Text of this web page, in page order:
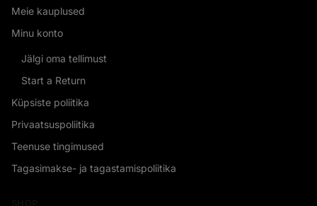
Meie kauplused
Minu konto
Jälgi oma tellimust
Start a Return
Küpsiste poliitika
Privaatsuspoliitika
Teenuse tingimused
Tagasimakse- ja tagastamispoliitika